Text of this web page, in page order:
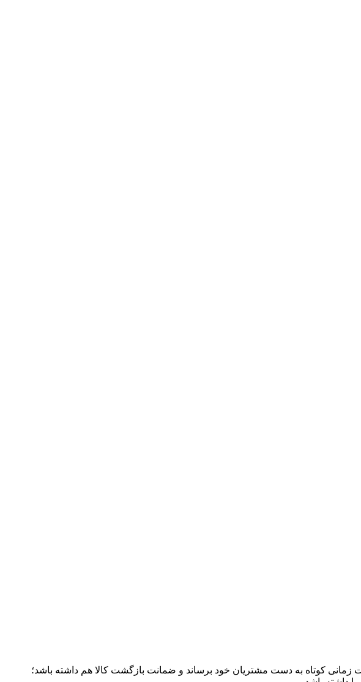
زمانی کوتاه به دست مشتریان خود برساند و ضمانت بازگشت کالا هم داشته باشد؛